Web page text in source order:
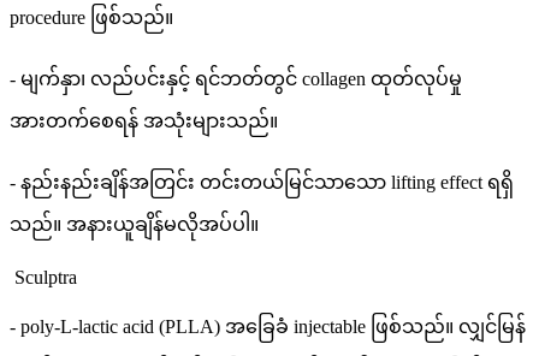
procedure ဖြစ်သည်။
- မျက်နှာ၊ လည်ပင်းနှင့် ရင်ဘတ်တွင် collagen ထုတ်လုပ်မှု
အားတက်စေရန် အသုံးများသည်။
- နည်းနည်းချိန်အတြင်း တင်းတယ်မြင်သာသော lifting effect ရရှိ
သည်။ အနားယူချိန်မလိုအပ်ပါ။
Sculptra
- poly-L-lactic acid (PLLA) အခြေခံ injectable ဖြစ်သည်။ လျှင်မြန်